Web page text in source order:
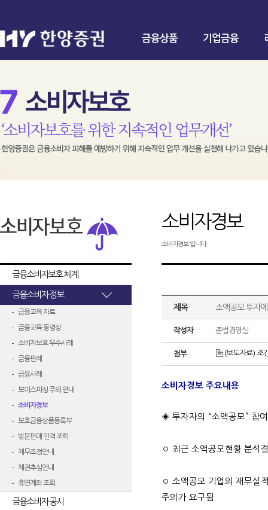
금융상품 기업금융
금융소비자보호 체계
금융소비자 정보
금융교육 자료
금융교육 동영상
소비자보호 우수사례
금융판례
금융사례
보이스피싱 주의 안내
소비자경보
보호금융상품등록부
방문판매 인력 조회
채무조정안내
채권추심안내
휴면계좌 조회
금융소비자 공시
소비자경보
소비자경보 입니다.
제목 소액공모 투자
작성자 준법경영실
첨부 (보도자료) 조
소비자경보 주요내용
◈ 투자자의 “소액공모” 참
◦ 최근 소액공모현황 분석
◦ 소액공모 기업의 재무실
주의가 요구됨